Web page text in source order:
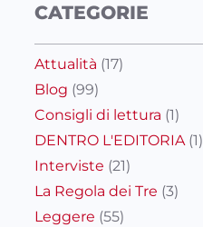
CATEGORIE
Attualità (17)
Blog (99)
Consigli di lettura (1)
DENTRO L'EDITORIA(1)
Interviste (21)
La Regola dei Tre (3)
Leggere (55)